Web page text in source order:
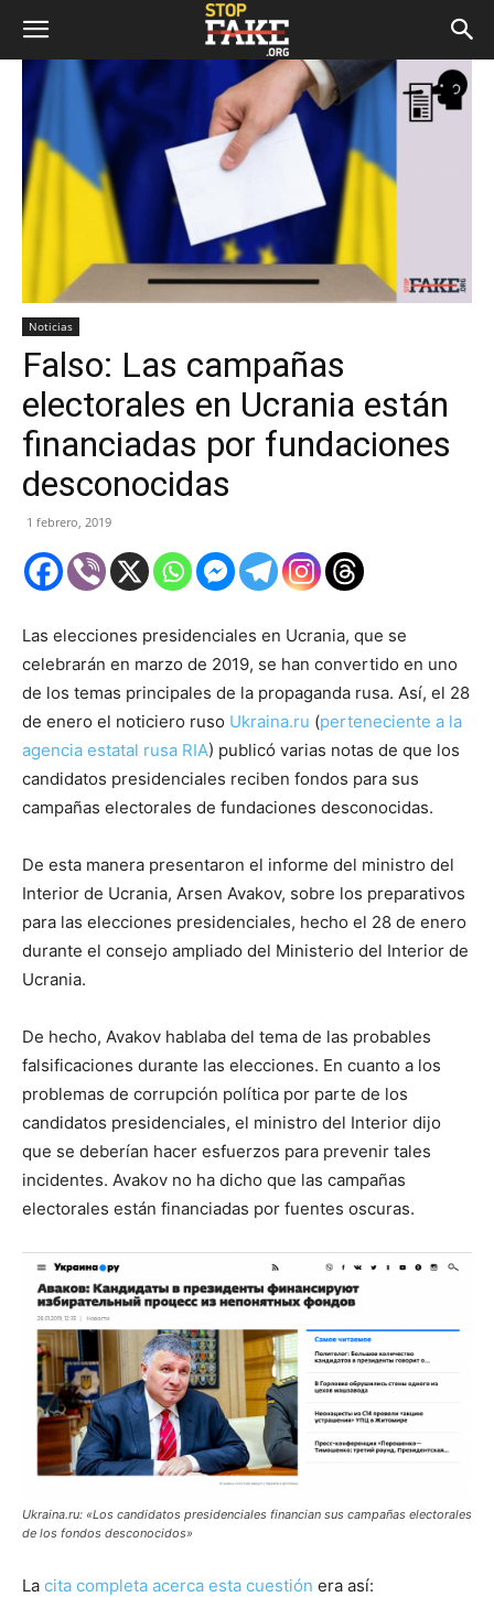
Noticias
Falso: Las campañas
electorales en Ucrania están
financiadas por fundaciones
desconocidas
1 febrero, 2019
Las elecciones presidenciales en Ucrania, que se
celebrarán en marzo de 2019, se han convertido en uno
de los temas principales de la propaganda rusa. Así, el 28
de enero el noticiero ruso Ukraina.ru (perteneciente a la
agencia estatal rusa RIA) publicó varias notas de que los
candidatos presidenciales reciben fondos para sus
campañas electorales de fundaciones desconocidas.
De esta manera presentaron el informe del ministro del
Interior de Ucrania, Arsen Avakov, sobre los preparativos
para las elecciones presidenciales, hecho el 28 de enero
durante el consejo ampliado del Ministerio del Interior de
Ucrania.
De hecho, Avakov hablaba del tema de las probables
falsificaciones durante las elecciones. En cuanto a los
problemas de corrupción política por parte de los
candidatos presidenciales, el ministro del Interior dijo
que se deberían hacer esfuerzos para prevenir tales
incidentes. Avakov no ha dicho que las campañas
electorales están financiadas por fuentes oscuras.
Ukraina.ru: «Los candidatos presidenciales financian sus campañas electorales
de los fondos desconocidos»
La cita completa acerca esta cuestión era así: